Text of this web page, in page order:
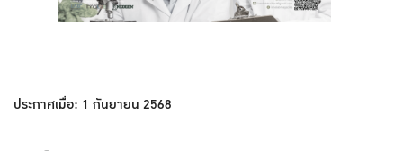
ประกาศเมื่อ: 1 กันยายน 2568